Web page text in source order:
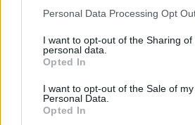
Please note that this website/app uses
not limited to your visit or usage
grant or deny consent to Google and
use your data for below specified
consent section.
Personal Data Processing Opt
I want to opt-out of the Sharing of
personal data.
Opted In
I want to opt-out of the Sale of my
Personal Data.
Opted In
EZEKET IS AJÁNLJUK